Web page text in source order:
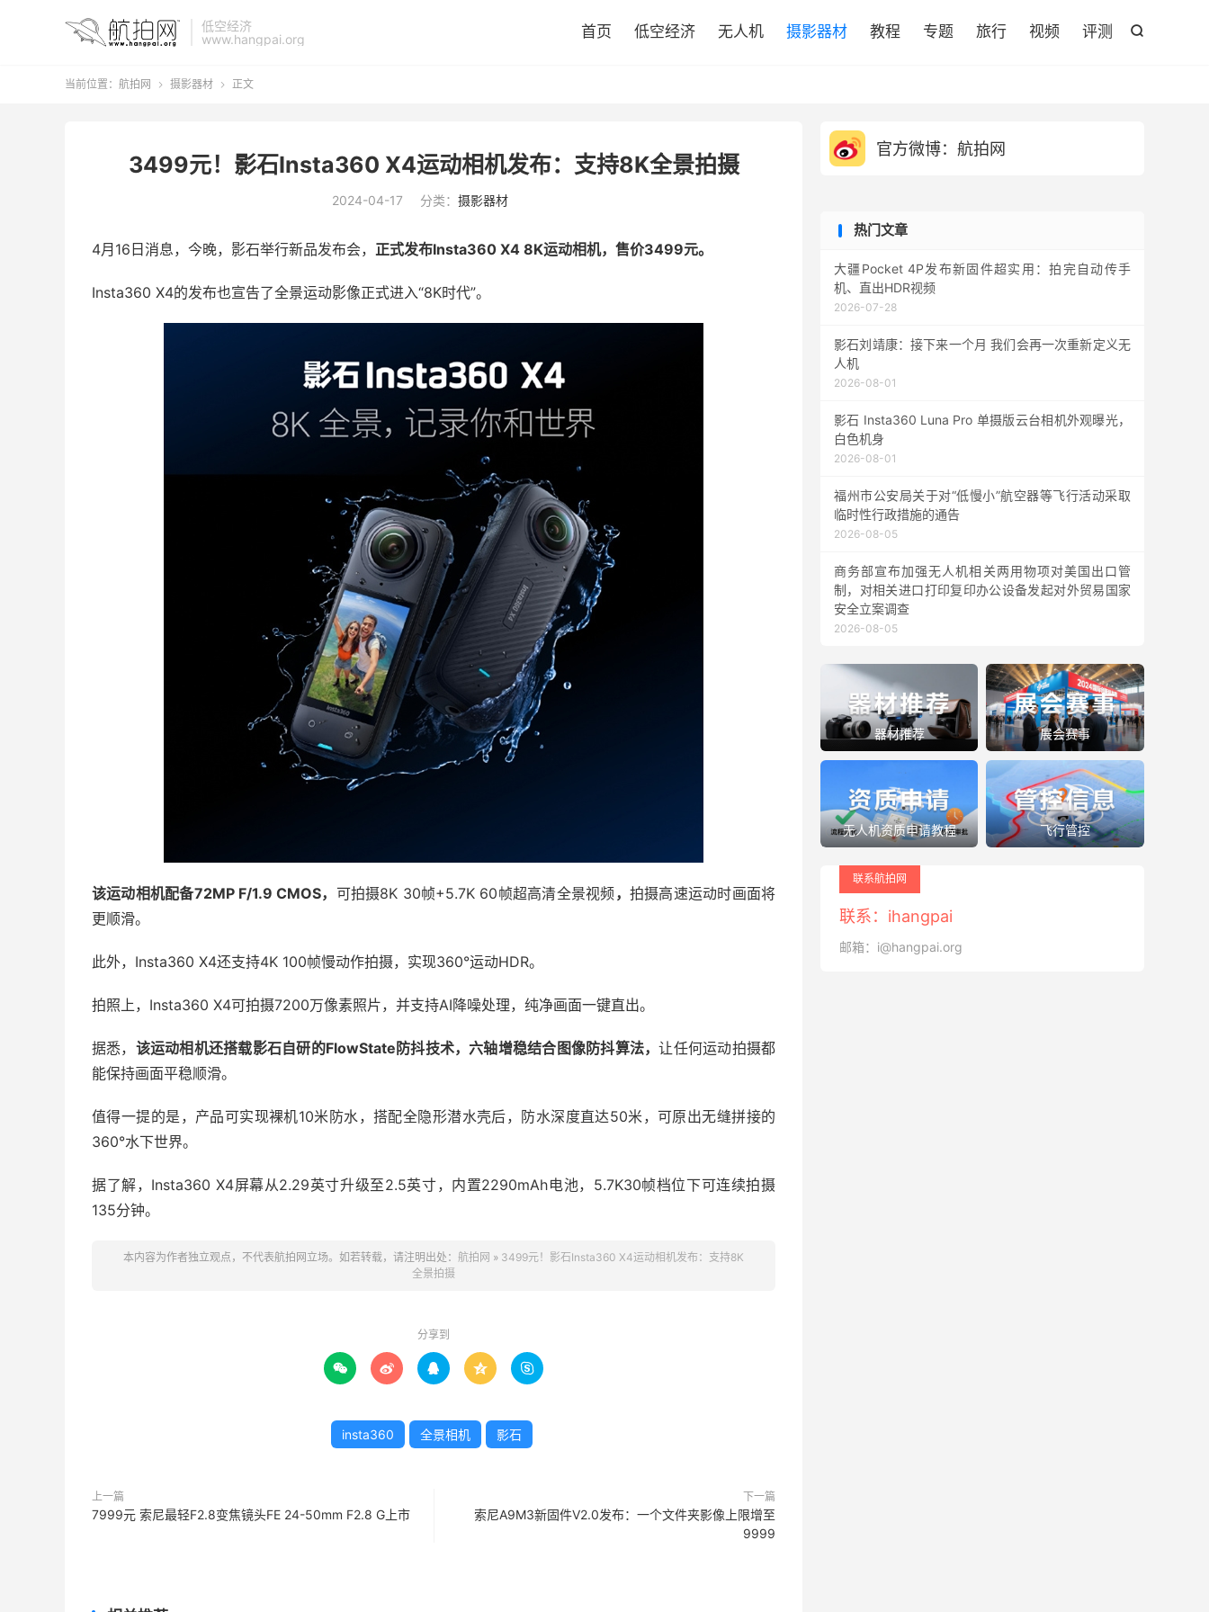
低空经济
www.hangpai.org

首页 低空经济 无人机 摄影器材 教程 专题 旅行 视频 评测
当前位置： 航拍网  摄影器材  正文
3499元！影石Insta360 X4运动相机发布：支持8K全景拍摄
2024-04-17 分类： 摄影器材
4月16日消息，今晚，影石举行新品发布会， 正式发布Insta360 X4 8K运动相机，售价3499元。
Insta360 X4的发布也宣告了全景运动影像正式进入“8K时代”。
该运动相机配备72MP F/1.9 CMOS， 可拍摄8K 30帧+5.7K 60帧超高清全景视频， 拍摄高速运动时画面将
更顺滑。
此外，Insta360 X4还支持4K 100帧慢动作拍摄，实现360°运动HDR。
拍照上，Insta360 X4可拍摄7200万像素照片，并支持AI降噪处理，纯净画面一键直出。
据悉， 该运动相机还搭载影石自研的FlowState防抖技术，六轴增稳结合图像防抖算法，让任何运动拍摄都
能保持画面平稳顺滑。
值得一提的是，产品可实现裸机10米防水，搭配全隐形潜水壳后，防水深度直达50米，可原出无缝拼接的
360°水下世界。
据了解，Insta360 X4屏幕从2.29英寸升级至2.5英寸，内置2290mAh电池，5.7K30帧档位下可连续拍摄
135分钟。
本内容为作者独立观点，不代表航拍网立场。如若转载，请注明出处： 航拍网 » 3499元！影石Insta360 X4运动相机发布：支持8K
全景拍摄
分享到
    
insta360 全景相机 影石
上一篇
7999元 索尼最轻F2.8变焦镜头FE 24-50mm F2.8 G上市
下一篇
索尼A9M3新固件V2.0发布：一个文件夹影像上限增至
9999
官方微博：航拍网
热门文章
大疆Pocket 4P发布新固件超实用：拍完自动传手
机、直出HDR视频
2026-07-28
影石刘靖康：接下来一个月 我们会再一次重新定义无
人机
2026-08-01
影石 Insta360 Luna Pro 单摄版云台相机外观曝光，
白色机身
2026-08-01
福州市公安局关于对“低慢小”航空器等飞行活动采取
临时性行政措施的通告
2026-08-05
商务部宣布加强无人机相关两用物项对美国出口管
制，对相关进口打印复印办公设备发起对外贸易国家
安全立案调查
2026-08-05
器材推荐 展会赛事
无人机资质申请教程 飞行管控
联系航拍网
联系：ihangpai
邮箱：i@hangpai.org